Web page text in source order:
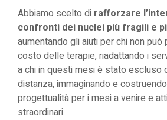
Abbiamo scelto di rafforzare
confronti dei nuclei più fragili e
aumentando gli aiuti per chi non
costo delle terapie, riadattando i
a chi in questi mesi è stato escluso
distanza, immaginando e
progettualità per i mesi a venire e
straordinari.